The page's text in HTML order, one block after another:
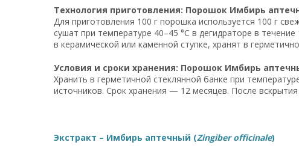
Технология приготовления: Порошок Имбирь
Для приготовления 100 г порошка используется 100 г
сушат при температуре 40–45 °C в дегидраторе в
в керамической или каменной ступке, хранят в
Условия и сроки хранения: Порошок Имбирь
Хранить в герметичной стеклянной банке при
источников. Срок хранения — 12 месяцев. После
Экстракт – Имбирь аптечный (Zingiber officinale)